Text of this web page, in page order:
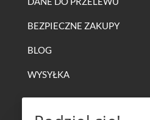
BEZPIECZNE ZAKUPY
BLOG
WYSYŁKA